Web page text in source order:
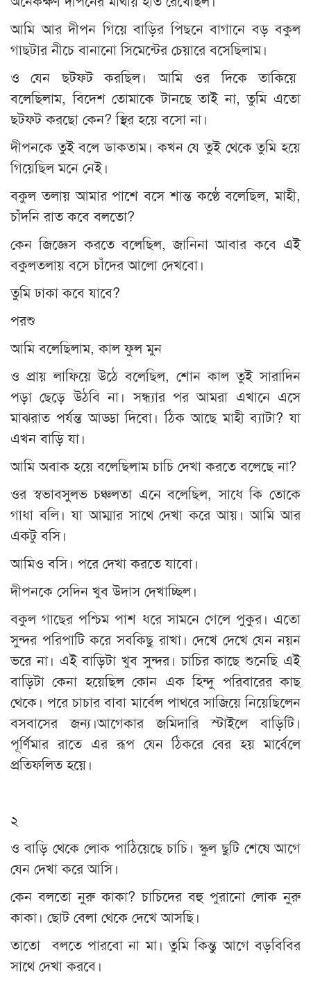
আমি আর দীপন গিয়ে বাড়ির পিছনে বাগানে বড় বকুল
গাছটার নীচে বানানো সিমেন্টের চেয়ারে বসেছিলাম।
ও যেন ছটফট করছিল। আমি ওর দিকে তাকিয়ে
বলেছিলাম, বিদেশ তোমাকে টানছে তাই না, তুমি এতো
ছটফট করছো কেন? স্থির হয়ে বসো না।
দীপনকে তুই বলে ডাকতাম। কখন যে তুই থেকে তুমি হয়ে
গিয়েছিল মনে নেই।
বকুল তলায় আমার পাশে বসে শান্ত কণ্ঠে বলেছিল, মাহী,
চাঁদনি রাত কবে বলতো?
কেন জিজ্ঞেস করতে বলেছিল, জানিনা আবার কবে এই
বকুলতলায় বসে চাঁদের আলো দেখবো।
তুমি ঢাকা কবে যাবে?
পরশু
আমি বলেছিলাম, কাল ফুল মুন
ও প্রায় লাফিয়ে উঠে বলেছিল, শোন কাল তুই সারাদিন
পড়া ছেড়ে উঠবি না। সন্ধ্যার পর আমরা এখানে এসে
মাঝরাত পর্যন্ত আড্ডা দিবো। ঠিক আছে মাহী ব্যাটা? যা
এখন বাড়ি যা।
আমি অবাক হয়ে বলেছিলাম চাচি দেখা করতে বলেছে না?
ওর স্বভাবসুলভ চঞ্চলতা এনে বলেছিল, সাধে কি তোকে
গাধা বলি। যা আম্মার সাথে দেখা করে আয়। আমি আর
একটু বসি।
আমিও বসি। পরে দেখা করতে যাবো।
দীপনকে সেদিন খুব উদাস দেখাচ্ছিল।
বকুল গাছের পশ্চিম পাশ ধরে সামনে গেলে পুকুর। এতো
সুন্দর পরিপাটি করে সবকিছু রাখা। দেখে দেখে যেন নয়ন
ভরে না। এই বাড়িটা খুব সুন্দর। চাচির কাছে শুনেছি এই
বাড়িটা কেনা হয়েছিল কোন এক হিন্দু পরিবারের কাছ
থেকে। পরে চাচার বাবা মার্বেল পাথরে সাজিয়ে নিয়েছিলেন
বসবাসের জন্য।আগেকার জমিদারি স্টাইলে বাড়িটি।
পূর্ণিমার রাতে এর রূপ যেন ঠিকরে বের হয় মার্বেলে
প্রতিফলিত হয়ে।
২
ও বাড়ি থেকে লোক পাঠিয়েছে চাচি। স্কুল ছুটি শেষে আগে
যেন দেখা করে আসি।
কেন বলতো নুরু কাকা? চাচিদের বহু পুরানো লোক নুরু
কাকা। ছোট বেলা থেকে দেখে আসছি।
তাতো বলতে পারবো না মা। তুমি কিন্তু আগে বড়বিবির
সাথে দেখা করবে।